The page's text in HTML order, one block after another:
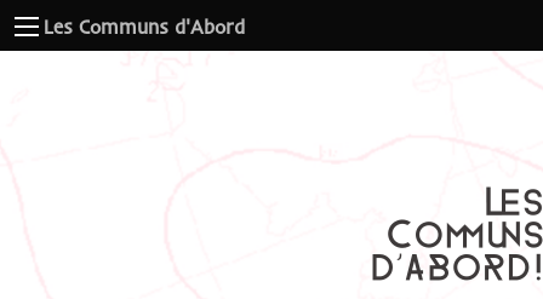
Les Communs d'Abord